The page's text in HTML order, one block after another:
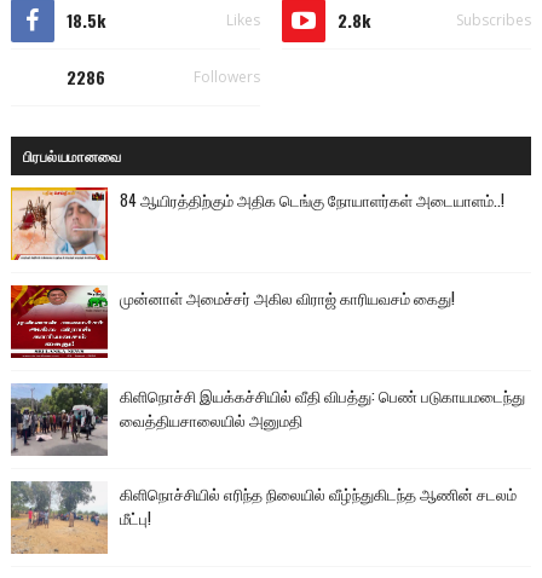
18.5k Likes 2.8k Subscribes
2286 Followers
பிரபல்யமானவை
84 ஆயிரத்திற்கும் அதிக டெங்கு நோயாளர்கள் அடையாளம்..!
முன்னாள் அமைச்சர் அகில விராஜ் காரியவசம் கைது!
கிளிநொச்சி இயக்கச்சியில் வீதி விபத்து: பெண் படுகாயமடைந்து
வைத்தியசாலையில் அனுமதி
கிளிநொச்சியில் எரிந்த நிலையில் வீழ்ந்துகிடந்த ஆணின் சடலம்
மீட்பு!